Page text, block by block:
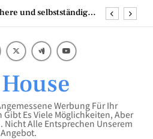
und selbstständige
hoch – die perfekte
Pakete für
und selbstständige
Werbung Für Ihr
Es Viele Möglichkeiten, Aber
Alle Entsprechen Unserem
Angebot.